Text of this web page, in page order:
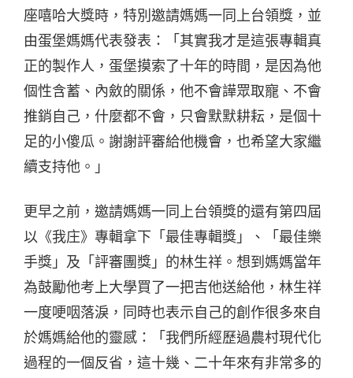
座嘻哈大獎時，特別邀請媽媽一同上台領獎，並
由蛋堡媽媽代表發表：「其實我才是這張專輯真
正的製作人，蛋堡摸索了十年的時間，是因為他
個性含蓄、內斂的關係，他不會譁眾取寵、不會
推銷自己，什麼都不會，只會默默耕耘，是個十
足的小傻瓜。謝謝評審給他機會，也希望大家繼
續支持他。」
更早之前，邀請媽媽一同上台領獎的還有第四屆
以《我庄》專輯拿下「最佳專輯獎」、「最佳樂
手獎」及「評審團獎」的林生祥。想到媽媽當年
為鼓勵他考上大學買了一把吉他送給他，林生祥
一度哽咽落淚，同時也表示自己的創作很多來自
於媽媽給他的靈感：「我們所經歷過農村現代化
過程的一個反省，這十幾、二十年來有非常多的